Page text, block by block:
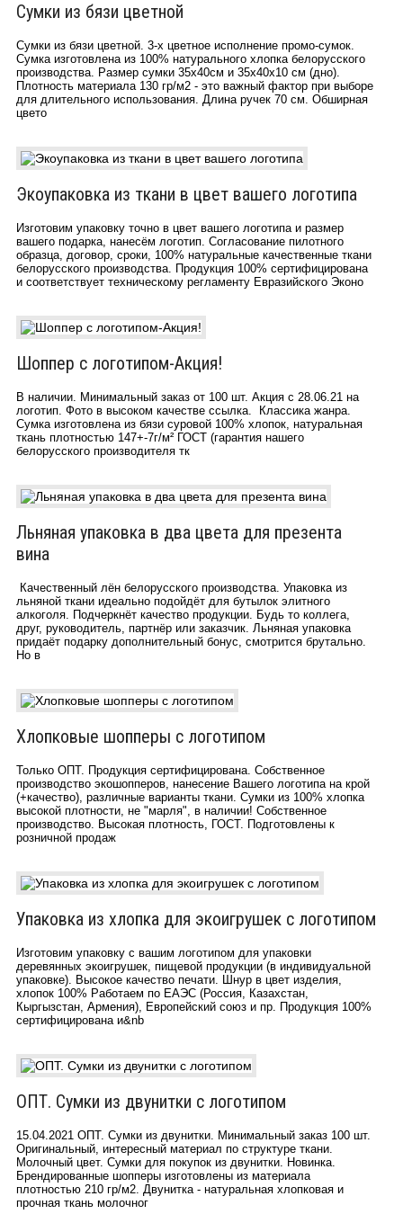
Сумки из бязи цветной
Сумки из бязи цветной. 3-х цветное исполнение промо-сумок.
Сумка изготовлена из 100% натурального хлопка белорусского
производства. Размер сумки 35х40см и 35х40х10 см (дно).
Плотность материала 130 гр/м2 - это важный фактор при выборе
для длительного использования. Длина ручек 70 см. Обширная
цвето
Экоупаковка из ткани в цвет вашего логотипа
Изготовим упаковку точно в цвет вашего логотипа и размер
вашего подарка, нанесём логотип. Согласование пилотного
образца, договор, сроки, 100% натуральные качественные ткани
белорусского производства. Продукция 100% сертифицирована
и соответствует техническому регламенту Евразийского Эконо
Шоппер с логотипом-Акция!
В наличии. Минимальный заказ от 100 шт. Акция c 28.06.21 на
логотип. Фото в высоком качестве ссылка. Классика жанра.
Сумка изготовлена из бязи суровой 100% хлопок, натуральная
ткань плотностью 147+-7г/м²​ ГОСТ (гарантия нашего
белорусского производителя тк
Льняная упаковка в два цвета для презента
вина
Качественный лён белорусского производства. Упаковка из
льняной ткани идеально подойдёт для бутылок элитного
алкоголя. Подчеркнёт качество продукции. Будь то коллега,
друг, руководитель, партнёр или заказчик. Льняная упаковка
придаёт подарку дополнительный бонус, смотрится брутально.
Но в
Хлопковые шопперы с логотипом
Только ОПТ. Продукция сертифицирована. Собственное
производство экошопперов, нанесение Вашего логотипа на крой
(+качество), различные варианты ткани. Сумки из 100% хлопка
высокой плотности, не "марля", в наличии! Собственное
производство. Высокая плотность, ГОСТ. Подготовлены к
розничной продаж
Упаковка из хлопка для экоигрушек с логотипом
Изготовим упаковку с вашим логотипом для упаковки
деревянных экоигрушек, пищевой продукции (в индивидуальной
упаковке). Высокое качество печати. Шнур в цвет изделия,
хлопок 100% Работаем по ЕАЭС (Россия, Казахстан,
Кыргызстан, Армения), Европейский союз и пр. Продукция 100%
сертифицирована и&nb
ОПТ. Сумки из двунитки с логотипом
15.04.2021 ОПТ. Сумки из двунитки. Минимальный заказ 100 шт.
Оригинальный, интересный материал по структуре ткани.
Молочный цвет. Сумки для покупок из двунитки. Новинка.
Брендированные шопперы изготовлены из материала
плотностью 210 гр/м2. Двунитка - натуральная хлопковая и
прочная ткань молочног